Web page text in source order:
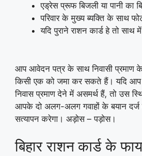
एड्रेस प्रूफ बिजली या पानी का
परिवार के मुख्य ब्यक्ति के साथ
यदि पुराने राशन कार्ड हे तो
आप आवेदन पत्र के साथ निवासी प्रमाण
किसी एक को जमा कर सकते हैं। यदि आप
निवास प्रमाण देने में असमर्थ हैं, तो उस
आपके दो अलग-अलग गवाहों के बयान
सत्यापन करेगा। अड़ोस – पड़ोस।
बिहार राशन कार्ड के